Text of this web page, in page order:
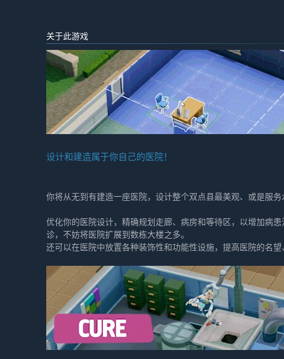
关于此游戏
设计和建造属于你自己的医院！
你将从无到有建造一座医院，设计整个双点县最美观、或是服务
优化你的医院设计，精确规划走廊、病房和等待区，以增加病
诊，不妨将医院扩展到数栋大楼之多。
还可以在医院中放置各种装饰性和功能性设施，提高医院的名